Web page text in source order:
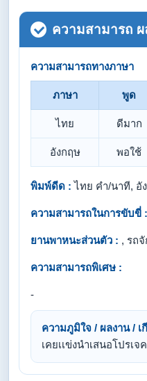
ความสามารถ ผ
ความสามารถทางภาษา
ภาษา พูด
ไทย ดีมาก
อังกฤษ พอใช้
พิมพ์ดีด : ไทย คำ/นาที, อั
ความสามารถในการขับขี่ :
ยานพาหนะส่วนตัว : , รถ
ความสามารถพิเศษ :
-
ความภูมิใจ / ผลงาน / เ
เคยเเข่งนำเสนอโปรเ